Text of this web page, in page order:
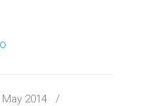
2014 /